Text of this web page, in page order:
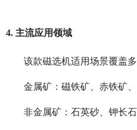
4. 主流应用领域
该款磁选机适用场景覆盖
金属矿：磁铁矿、赤铁矿
非金属矿：石英砂、钾长